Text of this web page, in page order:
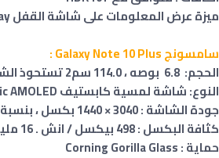
ميزة عرض المعلومات على شاشة القفل Always-on display .
سامسونج Galaxy Note 10 Plus :
الحجم: 6.8 بوصه ، 114.0 سم2 تستحوذ الشاشة على 91.0% من الواجهة الأمامية
النوع: شاشة لمسية كابستيف Dynamic AMOLED
جودة الشاشة : 3040 × 1440 بكسل ، بنسبة 19:9
كثافة البكسل : 498 بيكسل / انش . 16 مليون لون .
حماية : Corning Gorilla Glass